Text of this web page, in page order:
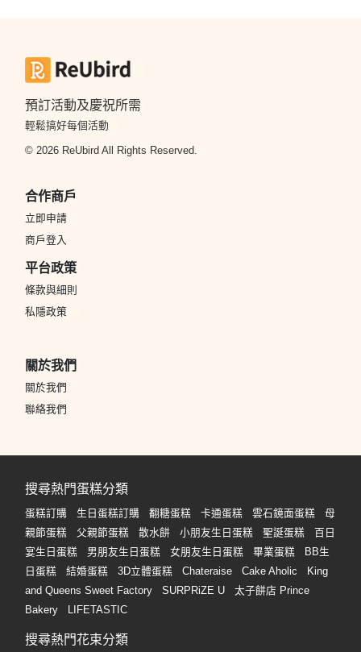
預訂活動及慶祝所需
輕鬆搞好每個活動
© 2026 ReUbird All Rights Reserved.
合作商戶
立即申請
商戶登入
平台政策
條款與細則
私隱政策
關於我們
關於我們
聯絡我們
搜尋熱門蛋糕分類
蛋糕訂購 生日蛋糕訂購 翻糖蛋糕 卡通蛋糕 雲石鏡面蛋糕
母
親節蛋糕
父親節蛋糕 散水餅 小朋友生日蛋糕 聖誕蛋糕
百日
宴生日蛋糕
男朋友生日蛋糕 女朋友生日蛋糕 畢業蛋糕
BB生
日蛋糕
結婚蛋糕 3D立體蛋糕 Chateraise Cake Aholic
King
and Queens Sweet Factory
SURPRiZE U
太子餅店 Prince
Bakery
LIFETASTIC
搜尋熱門花束分類